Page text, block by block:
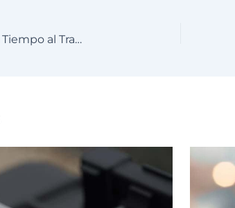
Caos Vehicular en Lima: ¿Cómo Reducir tu Tiempo al Trabajo con el Ninebot MAX G2?